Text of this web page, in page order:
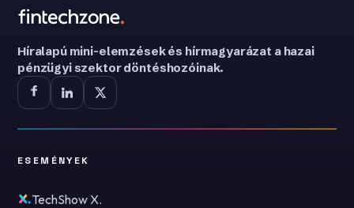
Híralapú mini-elemzések és hírmagyarázat a hazai
pénzügyi szektor döntéshozóinak.
ESEMÉNYEK
TechShow X.